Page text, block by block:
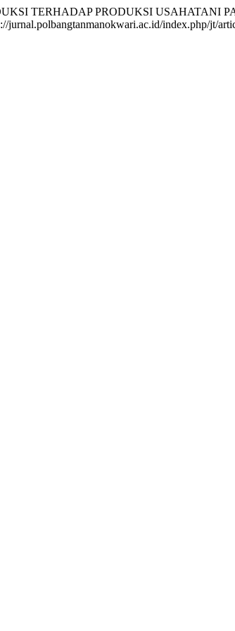
TERHADAP PRODUKSI
jurnal.polbangtanmanokwari.ac.id/index.php/jt/